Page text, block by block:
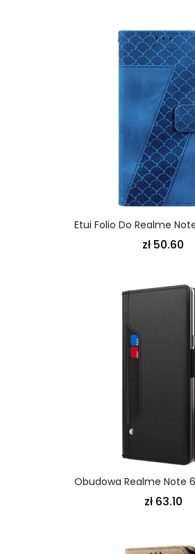
zł 50.60
zł 63.10